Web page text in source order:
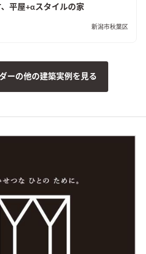
平屋+αスタイルの家
新潟市秋葉区
ーの他の建築実例を見る